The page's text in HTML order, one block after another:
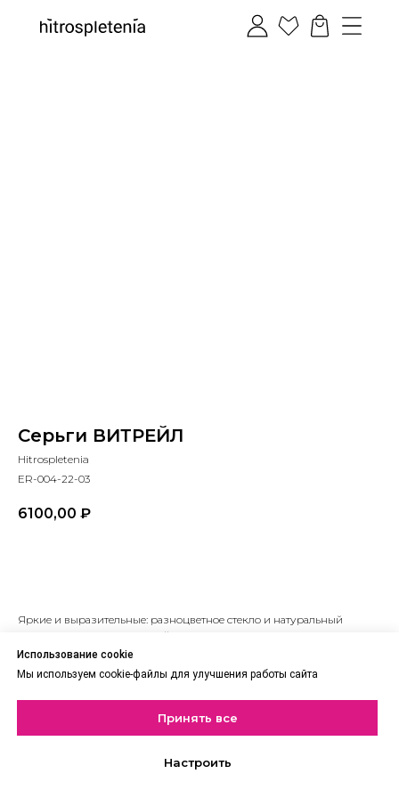
Использование cookie
Мы используем cookie-файлы для улучшения работы сайта
Принять все
Настроить
Серьги ВИТРЕЙЛ
Hitrospletenia
ER-004-22-03
6100,00 ₽
Яркие и выразительные: разноцветное стекло и натуральный
гематит создают интересный контраст. Серьги легко
комбинируются с повседневной и нарядной одеждой, а в паре с
другими украшениями коллекции смотрятся особенно стильно.
Тип: Серьги